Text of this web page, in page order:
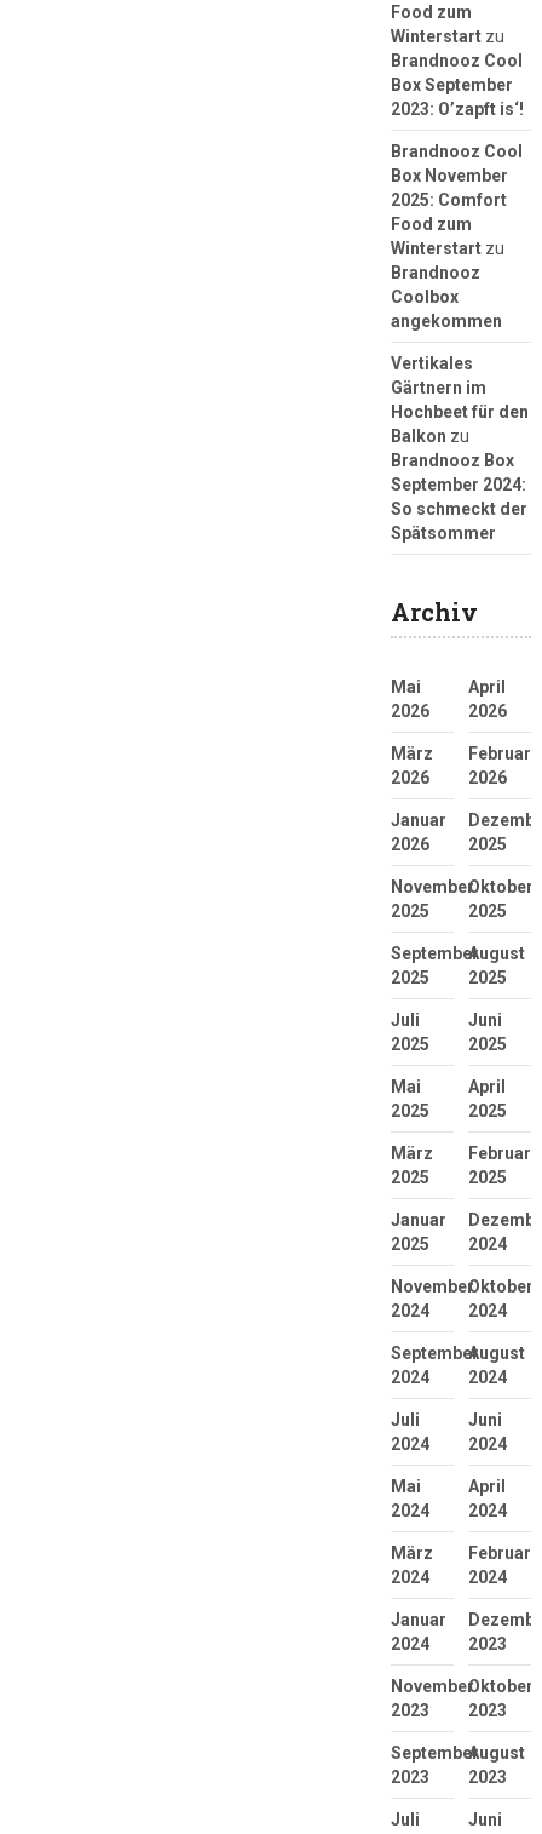
Food zum
Winterstartzu
Brandnooz Cool
Box September
2023: O’zapft is‘!
Brandnooz Cool
Box November
2025: Comfort
Food zum
Winterstartzu
Brandnooz
Coolbox
angekommen
Vertikales
Gärtnern im
Hochbeet für den
Balkon zu
Brandnooz Box
September 2024:
So schmeckt der
Spätsommer
Archiv
Mai
2026
April
2026
März
2026
Februar
2026
Januar
2026
2025
November
2025
Oktober
2025
September
2025
August
2025
Juli
2025
Juni
2025
Mai
2025
April
2025
März
2025
Februar
2025
Januar
2025
2024
November
2024
Oktober
2024
September
2024
August
2024
Juli
2024
Juni
2024
Mai
2024
April
2024
März
2024
Februar
2024
Januar
2024
2023
November
2023
Oktober
2023
September
2023
August
2023
Juli
Juni